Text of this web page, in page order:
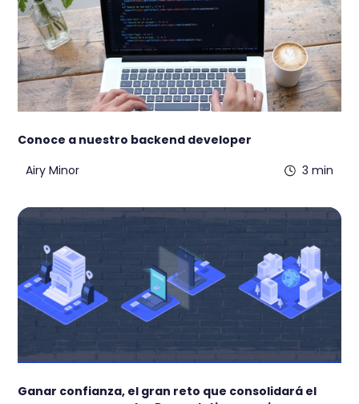
Conoce a nuestro backend developer
Airy Minor
3 min
Ganar confianza, el gran reto que consolidará el